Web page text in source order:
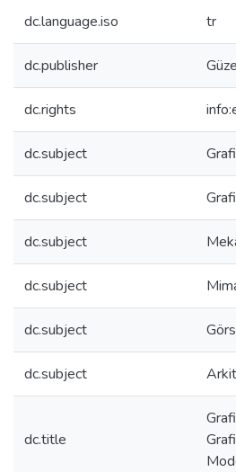
dc.language.iso tr
dc.publisher
dc.rights
dc.subject
dc.subject
dc.subject
dc.subject
dc.subject
dc.subject
dc.title